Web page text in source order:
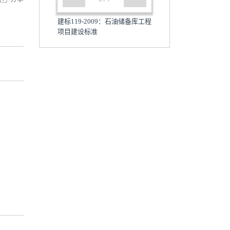
建标119-2009：石油储备库工程
项目建设标准